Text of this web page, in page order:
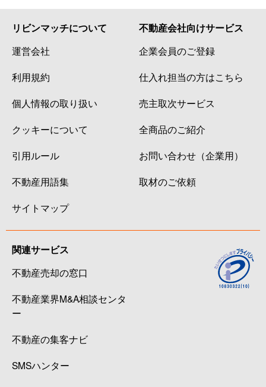
リビンマッチについて
運営会社
利用規約
個人情報の取り扱い
クッキーについて
引用ルール
不動産用語集
サイトマップ
不動産会社向けサービス
企業会員のご登録
仕入れ担当の方はこちら
売主取次サービス
全商品のご紹介
お問い合わせ（企業用）
取材のご依頼
関連サービス
不動産売却の窓口
不動産業界M&A相談センタ
ー
不動産の集客ナビ
SMSハンター